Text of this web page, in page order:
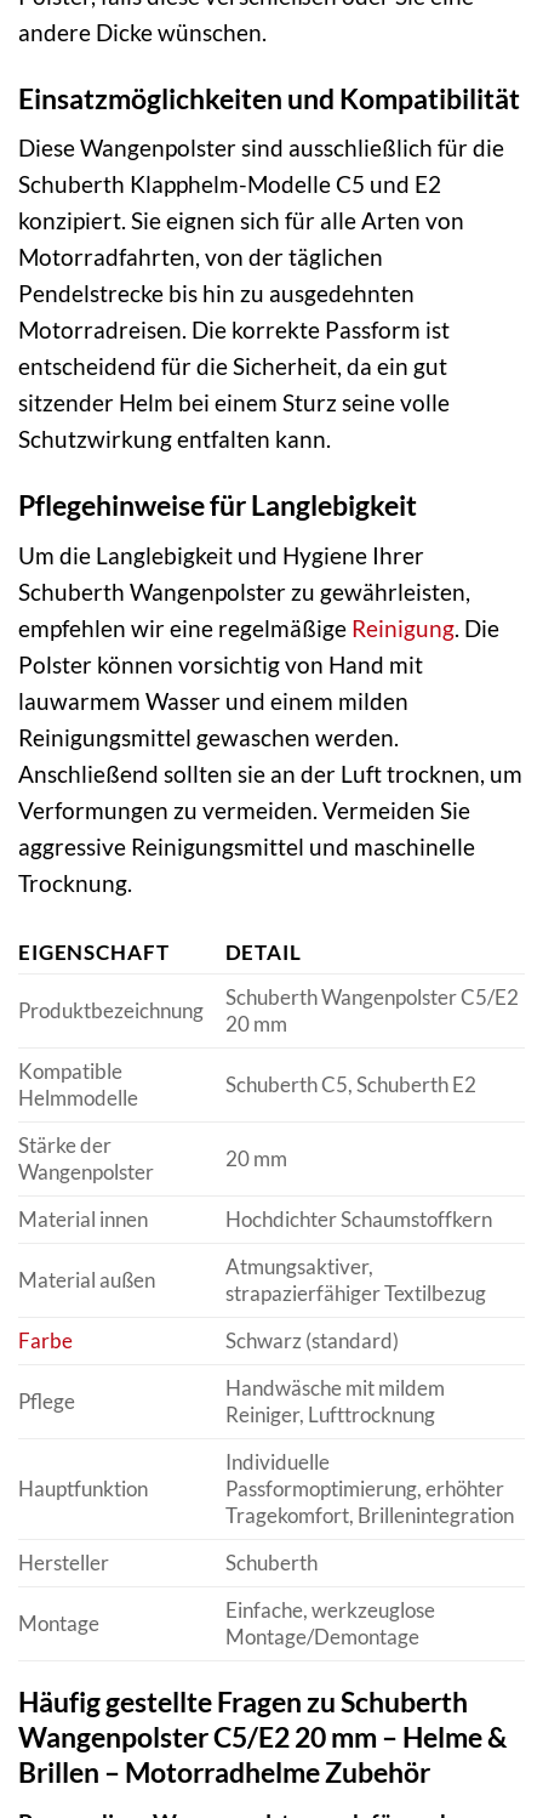
andere Dicke wünschen.
Einsatzmöglichkeiten und Kompatibilität
Diese Wangenpolster sind ausschließlich für die
Schuberth Klapphelm-Modelle C5 und E2
konzipiert. Sie eignen sich für alle Arten von
Motorradfahrten, von der täglichen
Pendelstrecke bis hin zu ausgedehnten
Motorradreisen. Die korrekte Passform ist
entscheidend für die Sicherheit, da ein gut
sitzender Helm bei einem Sturz seine volle
Schutzwirkung entfalten kann.
Pflegehinweise für Langlebigkeit
Um die Langlebigkeit und Hygiene Ihrer
Schuberth Wangenpolster zu gewährleisten,
empfehlen wir eine regelmäßige Reinigung. Die
Polster können vorsichtig von Hand mit
lauwarmem Wasser und einem milden
Reinigungsmittel gewaschen werden.
Anschließend sollten sie an der Luft trocknen, um
Verformungen zu vermeiden. Vermeiden Sie
aggressive Reinigungsmittel und maschinelle
Trocknung.
EIGENSCHAFT DETAIL
Produktbezeichnung
Schuberth Wangenpolster C5/E2
20 mm
Kompatible
Helmmodelle
Schuberth C5, Schuberth E2
Stärke der
Wangenpolster
20 mm
Material innen Hochdichter Schaumstoffkern
Material außen
Atmungsaktiver,
strapazierfähiger Textilbezug
Farbe
Schwarz (standard)
Pflege
Handwäsche mit mildem
Reiniger, Lufttrocknung
Hauptfunktion
Individuelle
Passformoptimierung, erhöhter
Tragekomfort, Brillenintegration
Hersteller
Schuberth
Montage
Einfache, werkzeuglose
Montage/Demontage
Häufig gestellte Fragen zu Schuberth
Wangenpolster C5/E2 20 mm – Helme &
Brillen – Motorradhelme Zubehör